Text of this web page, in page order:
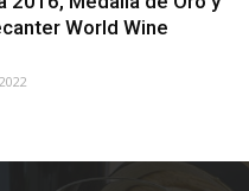
World Wine